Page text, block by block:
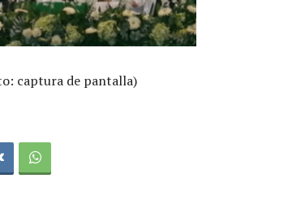
captura de pantalla)